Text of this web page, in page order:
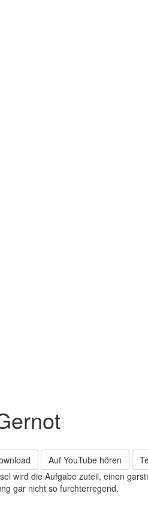
Auf YouTube hören
wird die Aufgabe zuteil, einen
gar nicht so furchterregend.